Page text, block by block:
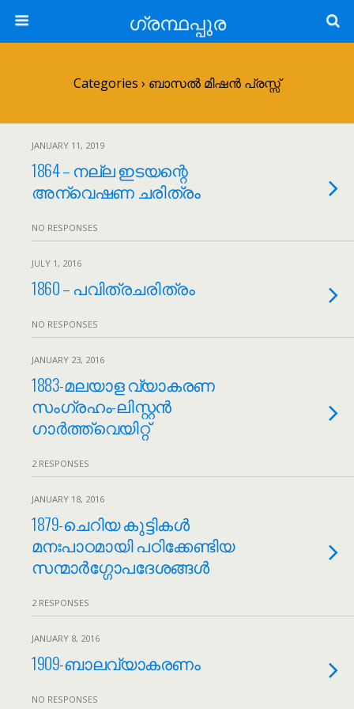
ഗ്രന്ഥപ്പുര
Categories › ബാസൽ മിഷൻ പ്രസ്സ്
JANUARY 11, 2019
1864 – നല്ല ഇടയന്റെ
അന്വെഷണ ചരിത്രം
NO RESPONSES
JULY 1, 2016
1860 – പവിത്രചരിത്രം
NO RESPONSES
JANUARY 23, 2016
1883-മലയാള വ്യാകരണ
സംഗ്രഹം-ലിസ്റ്റൻ
ഗാർത്ത്‌വെയിറ്റ്
2 RESPONSES
JANUARY 18, 2016
1879-ചെറിയ കുട്ടികൾ
മനഃപാഠമായി പഠിക്കേണ്ടിയ
സന്മാർഗ്ഗോപദേശങ്ങൾ
2 RESPONSES
JANUARY 8, 2016
1909-ബാലവ്യാകരണം
NO RESPONSES